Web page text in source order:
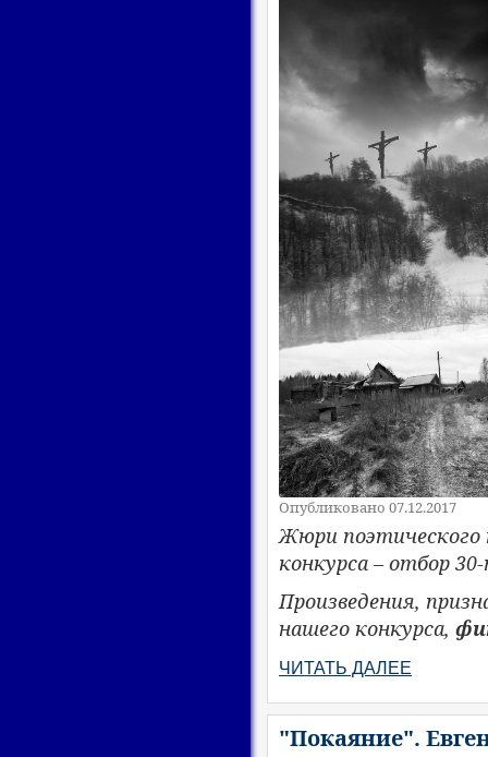
Опубликовано 07.12.2017
Жюри поэтического
конкурса – отбор
Произведения,
нашего конкурса,
ЧИТАТЬ ДАЛЕЕ
"Покаяние".